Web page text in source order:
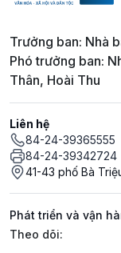
Trưởng ban: Nhà
Phó trưởng ban:
Thân, Hoài Thu
Liên hệ
84-24-39365555
84-24-39342724
41-43 phố Bà
Phát triển và vận
Mạng xã hội
Theo dõi: